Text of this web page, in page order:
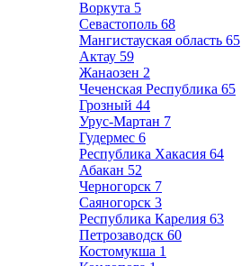
Воркута 5
Севастополь 68
Мангистауская область 65
Актау 59
Жанаозен 2
Чеченская Республика 65
Грозный 44
Урус-Мартан 7
Гудермес 6
Республика Хакасия 64
Абакан 52
Черногорск 7
Саяногорск 3
Республика Карелия 63
Петрозаводск 60
Костомукша 1